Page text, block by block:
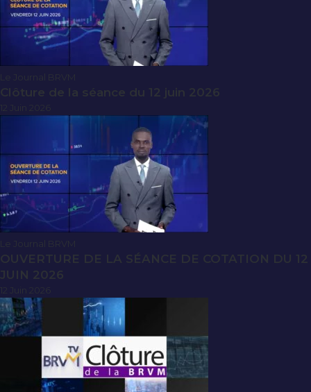
Le Journal BRVM
Clôture de la séance du 12 juin 2026
Le Journal BRVM
OUVERTURE DE LA SÉANCE DE COTATION DU 12
JUIN 2026